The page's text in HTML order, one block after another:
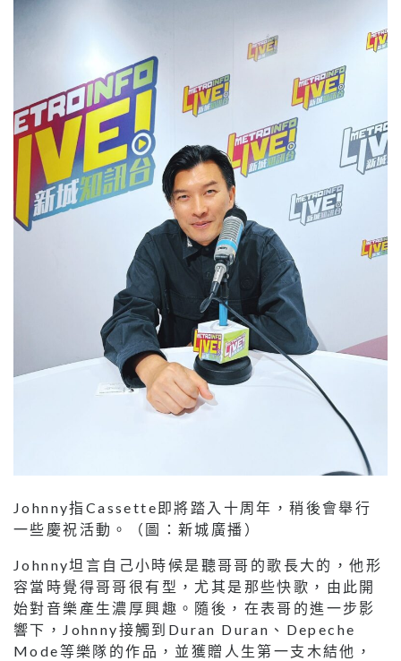
Johnny指Cassette即將踏入十周年，稍後會舉行
一些慶祝活動。（圖：新城廣播）
Johnny坦言自己小時候是聽哥哥的歌長大的，他形
容當時覺得哥哥很有型，尤其是那些快歌，由此開
始對音樂產生濃厚興趣。隨後，在表哥的進一步影
響下，Johnny接觸到Duran Duran、Depeche
Mode等樂隊的作品，並獲贈人生第一支木結他，